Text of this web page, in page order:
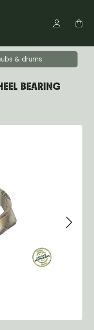
& drums
BEARING